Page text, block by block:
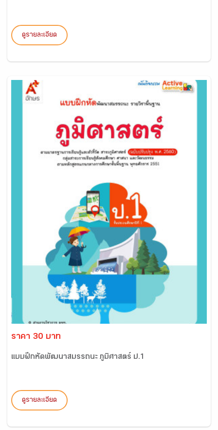
ดูรายละเอียด
ราคา 30 บาท
แบบฝึกหัดพัฒนาสมรรถนะ ภูมิศาสตร์ ป.1
ดูรายละเอียด